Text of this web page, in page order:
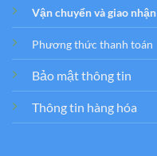
Vận chuyển và giao nhận
Phương thức thanh toán
Bảo mật thông tin
Thông tin hàng hóa